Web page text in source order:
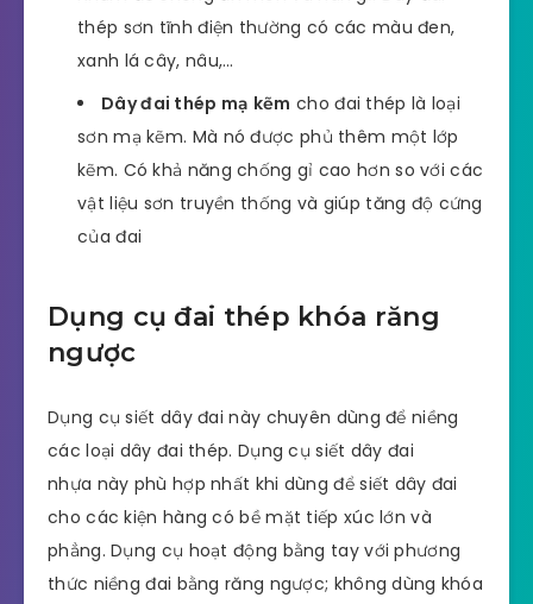
thép sơn tĩnh điện thường có các màu đen,
xanh lá cây, nâu,…
Dây đai thép mạ kẽm cho đai thép là loại
sơn mạ kẽm. Mà nó được phủ thêm một lớp
kẽm. Có khả năng chống gỉ cao hơn so với các
vật liệu sơn truyền thống và giúp tăng độ cứng
của đai
Dụng cụ đai thép khóa răng
ngược
Dụng cụ siết dây đai này chuyên dùng để niềng
các loại dây đai thép. Dụng cụ siết dây đai
nhựa này phù hợp nhất khi dùng để siết dây đai
cho các kiện hàng có bề mặt tiếp xúc lớn và
phẳng. Dụng cụ hoạt động bằng tay với phương
thức niềng đai bằng răng ngược; không dùng khóa